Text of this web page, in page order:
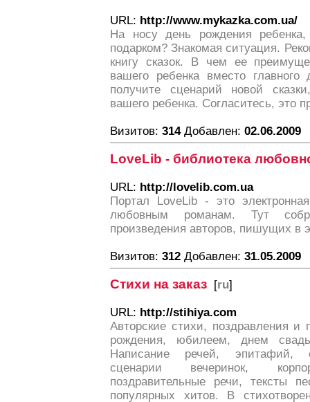
URL: http://www.mykazka.com.ua/
На носу день рождения
подарком? Знакомая ситуация.
книгу сказок. В чем ее
вашего ребенка вместо
получите сценарий новой
вашего ребенка. Согласитесь, это
Визитов: 314Добавлен: 02.06.2009
LoveLib - библиотека
URL: http://lovelib.com.ua
Портал LoveLib - это
любовным романам. Тут
произведения авторов, пишущих в
Визитов: 312 Добавлен: 31.05.2009
Стихи на заказ [ru]
URL: http://stihiya.com
Авторские стихи, поздравления
рождения, юбилеем, днем
Написание речей, эпитафий,
сценарии вечеринок,
поздравительные речи, тексты
популярных хитов. В